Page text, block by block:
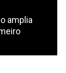
amplia